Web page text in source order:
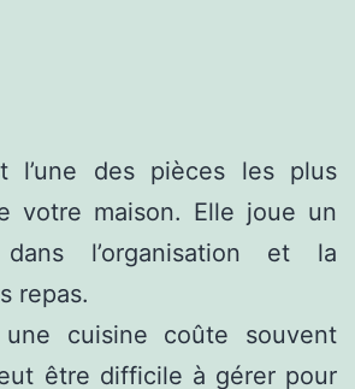
l’une des pièces les plus
votre maison. Elle joue un
l’organisation et la
repas.
cuisine coûte souvent
être difficile à gérer pour